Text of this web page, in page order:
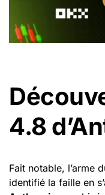
4.8
Fait notable, l’arme
identifié la faille en